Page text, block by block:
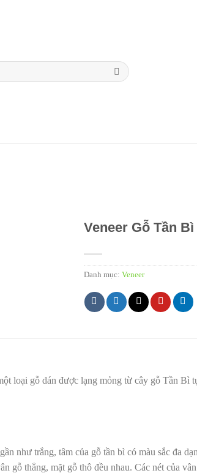
Veneer Gỗ Tần Bì
Danh mục: Veneer
loại gỗ dán được lạng mỏng từ cây gỗ Tần Bì
như trắng, tâm của gỗ tần bì có màu sắc đa
gỗ thẳng, mặt gỗ thô đều nhau. Các nét của